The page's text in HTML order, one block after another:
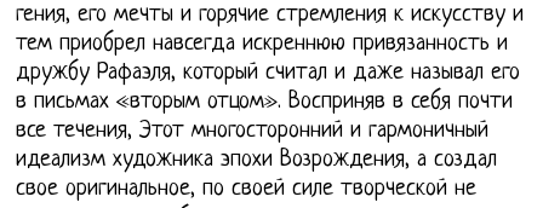
гения, его мечты и горячие стремления к искусству и
тем приобрел навсегда искреннюю привязанность и
дружбу Рафаэля, который считал и даже называл его
в письмах «вторым отцом». Восприняв в себя почти
все течения, Этот многосторонний и гармоничный
идеализм художника эпохи Возрождения, а создал
свое оригинальное, по своей силе творческой не